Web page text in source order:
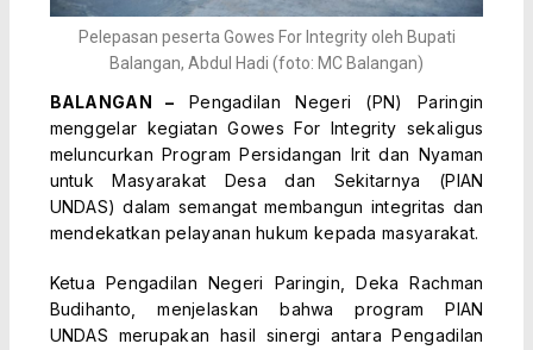
Pelepasan peserta Gowes For Integrity oleh Bupati
Balangan, Abdul Hadi (foto: MC Balangan)
BALANGAN – Pengadilan Negeri (PN) Paringin
menggelar kegiatan Gowes For Integrity sekaligus
meluncurkan Program Persidangan Irit dan Nyaman
untuk Masyarakat Desa dan Sekitarnya (PIAN
UNDAS) dalam semangat membangun integritas dan
mendekatkan pelayanan hukum kepada masyarakat.
Ketua Pengadilan Negeri Paringin, Deka Rachman
Budihanto, menjelaskan bahwa program PIAN
UNDAS merupakan hasil sinergi antara Pengadilan